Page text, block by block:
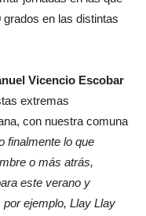
en las distintas
Vicencio Escobar
extremas
con nuestra comuna
finalmente lo que
o más atrás,
este verano y
ejemplo, Llay Llay